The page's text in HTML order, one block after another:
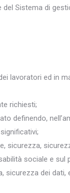
Sistema di
lavoratori ed in
richiesti;
definendo,
sicurezza,
sociale e sul
dei